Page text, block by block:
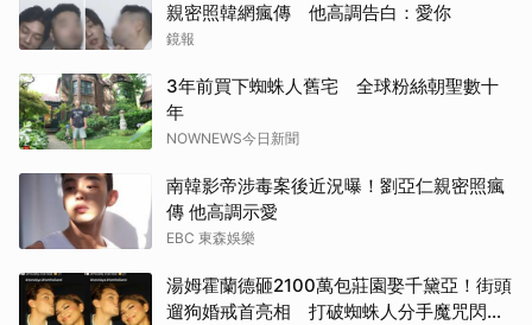
親密照韓網瘋傳 他高調告白：愛你
鏡報
3年前買下蜘蛛人舊宅 全球粉絲朝聖數十
年
NOWNEWS今日新聞
南韓影帝涉毒案後近況曝！劉亞仁親密照瘋
傳 他高調示愛
EBC 東森娛樂
湯姆霍蘭德砸2100萬包莊園娶千黛亞！街頭
遛狗婚戒首亮相 打破蜘蛛人分手魔咒閃爆